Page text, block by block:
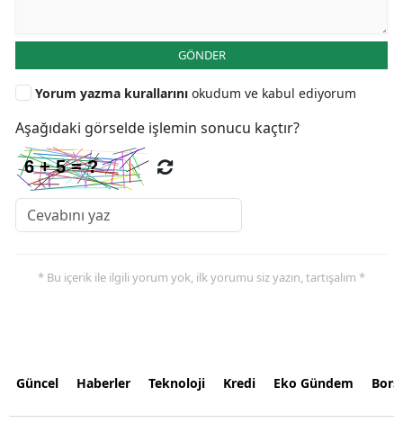
GÖNDER
Yorum yazma kurallarını okudum ve kabul ediyorum
Aşağıdaki görselde işlemin sonucu kaçtır?
* Bu içerik ile ilgili yorum yok, ilk yorumu siz yazın, tartışalım *
Güncel Haberler Teknoloji Kredi Eko Gündem